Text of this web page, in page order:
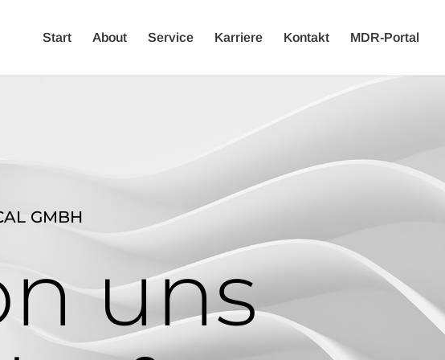
Start About Service Karriere Kontakt MDR-Portal
GMBH
uns